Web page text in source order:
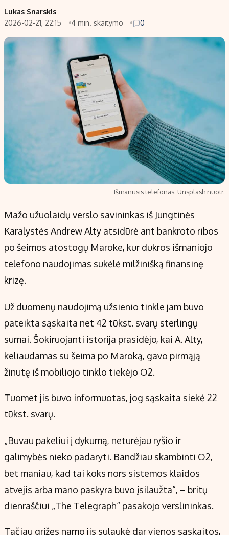
Lukas Snarskis
2026-02-21, 22:15
4 min. skaitymo 0
Išmanusis telefonas. Unsplash nuotr.
Mažo užuolaidų verslo savininkas iš Jungtinės
Karalystės Andrew Alty atsidūrė ant bankroto ribos
po šeimos atostogų Maroke, kur dukros išmaniojo
telefono naudojimas sukėlė milžinišką finansinę
krizę.
Už duomenų naudojimą užsienio tinkle jam buvo
pateikta sąskaita net 42 tūkst. svarų sterlingų
sumai. Šokiruojanti istorija prasidėjo, kai A. Alty,
keliaudamas su šeima po Maroką, gavo pirmąją
žinutę iš mobiliojo tinklo tiekėjo O2.
Tuomet jis buvo informuotas, jog sąskaita siekė 22
tūkst. svarų.
„Buvau pakeliui į dykumą, neturėjau ryšio ir
galimybės nieko padaryti. Bandžiau skambinti O2,
bet maniau, kad tai koks nors sistemos klaidos
atvejis arba mano paskyra buvo įsilaužta“, – britų
dienraščiui „The Telegraph“ pasakojo verslininkas.
Tačiau grįžęs namo jis sulaukė dar vienos sąskaitos,